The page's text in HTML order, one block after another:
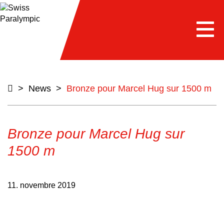
> News > Bronze pour Marcel Hug sur 1500 m
Bronze pour Marcel Hug sur
1500 m
11. novembre 2019